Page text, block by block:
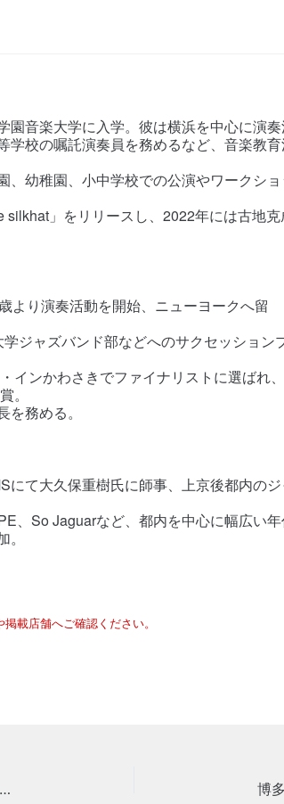
園音楽大学に入学。彼は横浜を中心に演
学校の嘱託演奏員を務めるなど、音楽教
幼稚園、小中学校での公演やワークショ
」をリリースし、2022年には古地
より演奏活動を開始、ニューヨークへ留
ジャズバンド部などへのサクセッション
ンかわさきでファイナリストに選ばれ、
。
務める。
て大久保重樹氏に師事、上京後都内のジ
、So Jaguarなど、都内を中心に幅広い
載店舗へご確認ください。
西野龍司(Ba)×エミリー(Vo)×磯山和彦(Gt)×迫田龍也(Ds) Jazz & Rock Crossover